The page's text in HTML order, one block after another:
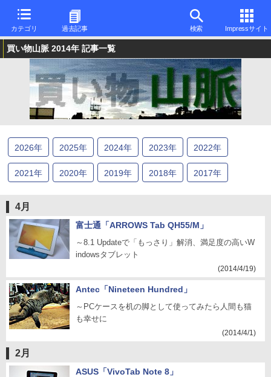
カテゴリ 過去記事 検索 Impressサイト
買い物山脈 2014年 記事一覧
2026年 2025年 2024年 2023年 2022年
2021年 2020年 2019年 2018年 2017年
2011年 2010年 2009年 2008年 2007
2006年 2005 年 2004 年 2003 年 2002 年
4月
富士通「ARROWS Tab QH55/M」
～8.1 Updateで「もっさり」解消、満足度の高いW
indowsタブレット
(2014/4/19)
Antec「Nineteen Hundred」
～PCケースを机の脚として使ってみたら人間も猫
も幸せに
(2014/4/1)
2月
ASUS「VivoTab Note 8」